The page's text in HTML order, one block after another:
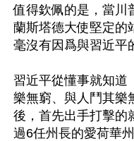
值得欽佩的是，當川
蘭斯塔德大使堅定的
毫沒有因爲與習近平
習近平從懂事就知道
樂無窮、與人鬥其樂
後，首先出手打擊的
過6任州長的愛荷華